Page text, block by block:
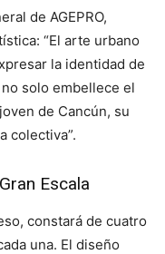
de AGEPRO,
“El arte urbano
la identidad de
solo embellece el
de Cancún, su
colectiva”.
Escala
constará de cuatro
una. El diseño